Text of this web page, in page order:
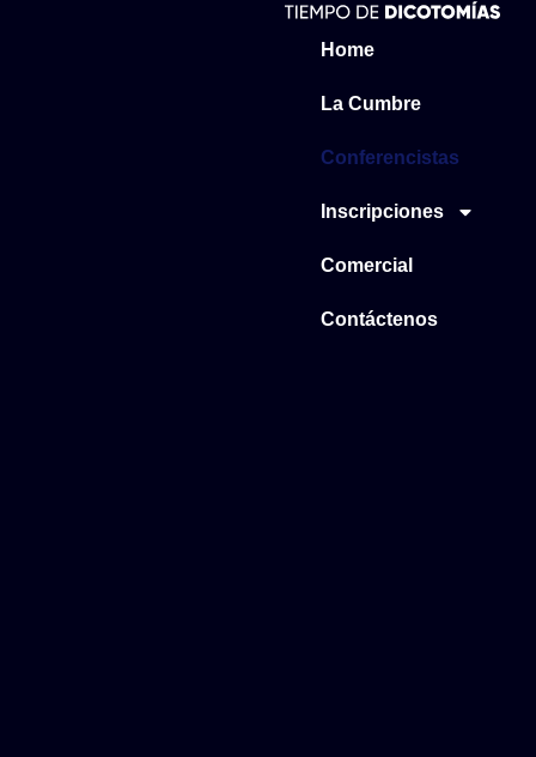
Home
La Cumbre
Conferencistas
Inscripciones
Comercial
Contáctenos